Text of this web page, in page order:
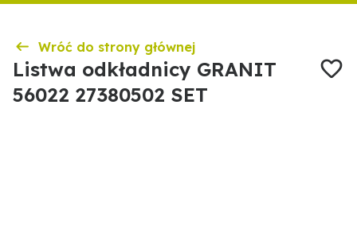
Wróć do strony głównej
Listwa odkładnicy GRANIT
56022 27380502 SET